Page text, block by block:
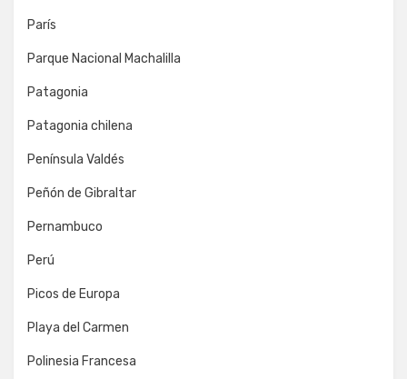
París
Parque Nacional Machalilla
Patagonia
Patagonia chilena
Península Valdés
Peñón de Gibraltar
Pernambuco
Perú
Picos de Europa
Playa del Carmen
Polinesia Francesa